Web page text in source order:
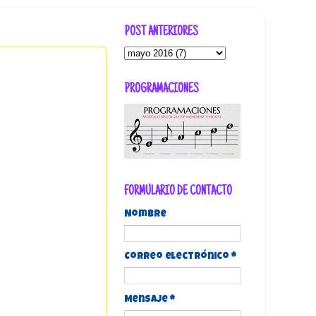
POST ANTERIORES
PROGRAMACIONES
FORMULARIO DE CONTACTO
Nombre
Correo electrónico *
Mensaje *